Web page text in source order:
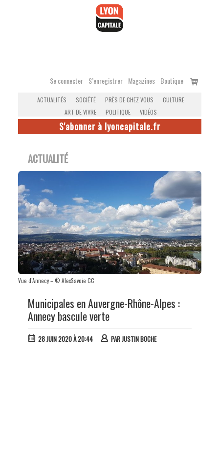
Se connecter S’enregistrer Magazines Boutique
Voir
ACTUALITÉS SOCIÉTÉ PRÈS DE CHEZ VOUS
CULTURE
ART DE VIVRE
POLITIQUE VIDÉOS
S'abonner à lyoncapitale.fr
ACTUALITÉ
Vue d’Annecy – © AlexSavoie CC
Municipales en Auvergne-Rhône-Alpes :
Annecy bascule verte
28 JUIN 2020 À 20:44 PARJUSTIN BOCHE